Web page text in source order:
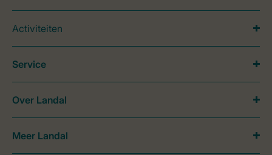
Activiteiten
Service
Over Landal
Meer Landal